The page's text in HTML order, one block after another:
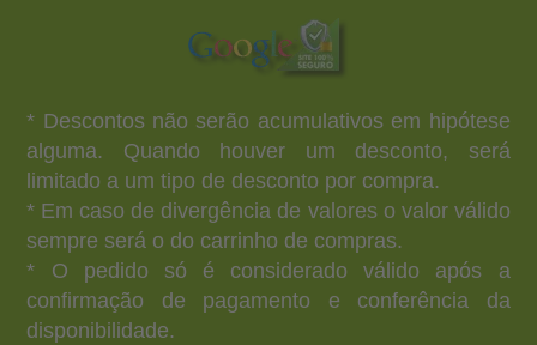
* Descontos não serão acumulativos em hipótese
alguma. Quando houver um desconto, será
limitado a um tipo de desconto por compra.
* Em caso de divergência de valores o valor válido
sempre será o do carrinho de compras.
* O pedido só é considerado válido após a
confirmação de pagamento e conferência da
disponibilidade.